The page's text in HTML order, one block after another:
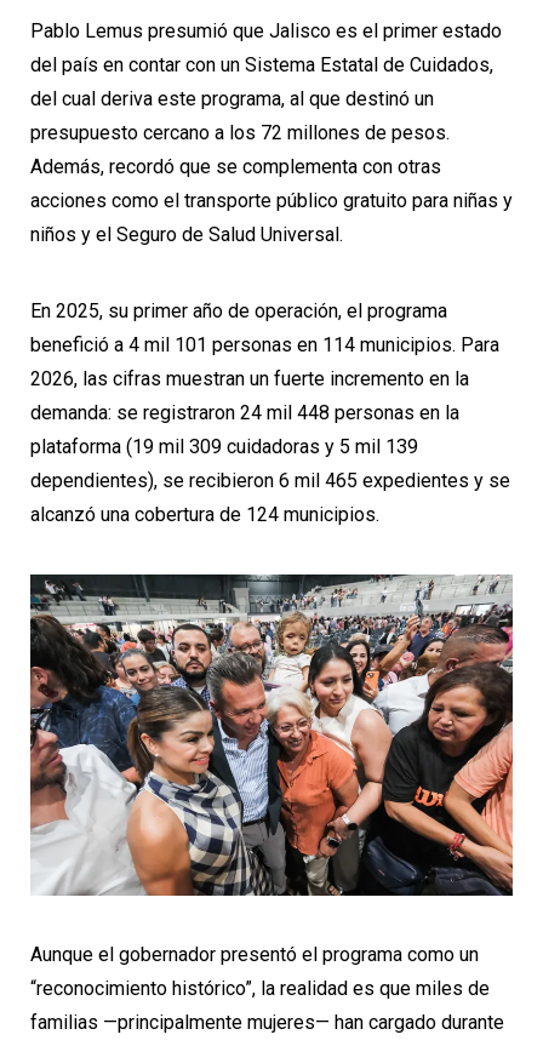
Pablo Lemus presumió que Jalisco es el primer estado
del país en contar con un Sistema Estatal de Cuidados,
del cual deriva este programa, al que destinó un
presupuesto cercano a los 72 millones de pesos.
Además, recordó que se complementa con otras
acciones como el transporte público gratuito para niñas y
niños y el Seguro de Salud Universal.
En 2025, su primer año de operación, el programa
benefició a 4 mil 101 personas en 114 municipios. Para
2026, las cifras muestran un fuerte incremento en la
demanda: se registraron 24 mil 448 personas en la
plataforma (19 mil 309 cuidadoras y 5 mil 139
dependientes), se recibieron 6 mil 465 expedientes y se
alcanzó una cobertura de 124 municipios.
Aunque el gobernador presentó el programa como un
“reconocimiento histórico”, la realidad es que miles de
familias —principalmente mujeres— han cargado durante